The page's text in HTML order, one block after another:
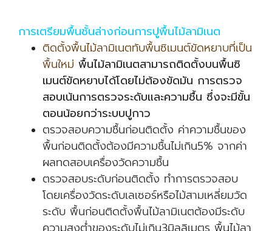
การเตรียมพื้นชั้นล่างก่อนการปูพื้นไม้ลามิเนต
ติดตั้งพื้นไม้ลามิเนตทับพื้นซิเมนต์ขัดหยาบที่เป็น
พื้นใหม่ พื้นไม้ลามิเนตสามารถติดตั้งบนพื้นซิ
เมนต์ขัดหยาบได้โดยไม่ต้องขัดมัน การตรวจ
สอบเน้นการตรวจระดับและความชื้น ซึ่งจะมีขั้น
ตอนน้อยกว่าระบบปูกาว
ตรวจสอบความชื้นก่อนติดตั้ง ค่าความชื้นของ
พื้นก่อนติดตั้งต้องมีความชื้นไม่เกิน5% จากค่า
ผลทดสอบเครื่องวัดความชื้น
ตรวจสอบระดับก่อนติดตั้ง ทำการตรวจสอบ
โดยเครื่องวัดระดับเลเซอร์หรือไม้สามเหลี่ยมวัด
ระดับ พื้นก่อนติดตั้งพื้นไม้ลามิเนตต้องมีระดับ